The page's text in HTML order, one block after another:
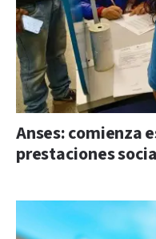
Anses: comienza
prestaciones